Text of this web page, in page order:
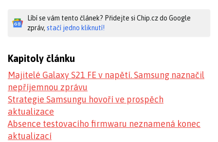
Líbí se vám tento článek? Přidejte si Chip.cz do Google
zpráv, stačí jedno kliknutí!
Kapitoly článku
Majitelé Galaxy S21 FE v napětí. Samsung naznačil
nepříjemnou zprávu
Strategie Samsungu hovoří ve prospěch
aktualizace
Absence testovacího firmwaru neznamená konec
aktualizací